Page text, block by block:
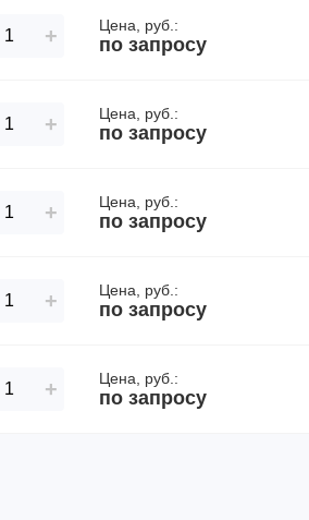
+ Цена, руб.:
по запросу
+ Цена, руб.:
по запросу
+ Цена, руб.:
по запросу
+ Цена, руб.:
по запросу
+ Цена, руб.:
по запросу